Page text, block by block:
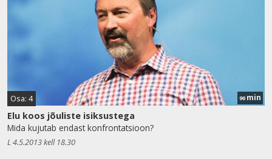
Osa: 4 90 min
Elu koos jõuliste isiksustega
Mida kujutab endast konfrontatsioon?
L 4.5.2013 kell 18.30